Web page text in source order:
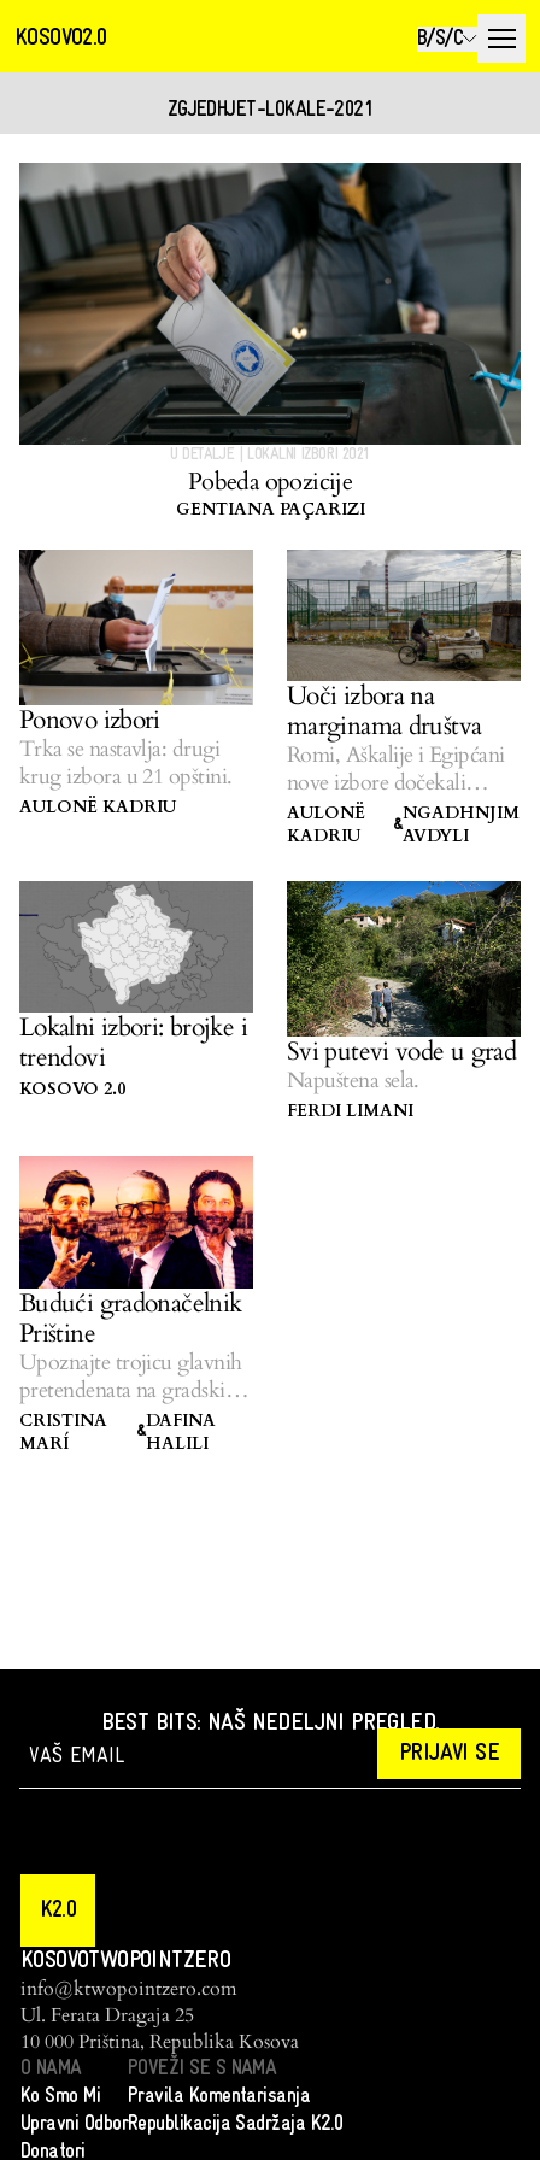
KOSOVO2.0 B/S/C
ZGJEDHJET-LOKALE-2021
U DETALJE LOKALNI IZBORI 2021
Pobeda opozicije
GENTIANA PAÇARIZI
Ponovo izbori
Trka se nastavlja: drugi
krug izbora u 21 opštini.
AULONË KADRIU
Uoči izbora na
marginama društva
Romi, Aškalije i Egipćani
nove izbore dočekali
osiromašeni i izopćeni.
AULONË
KADRIU
&NGADHNJIM
AVDYLI
Lokalni izbori: brojke i
trendovi
KOSOVO 2.0
Svi putevi vode u grad
Napuštena sela.
FERDI LIMANI
Budući gradonačelnik
Prištine
Upoznajte trojicu glavnih
pretendenata na gradski
presto.
CRISTINA
MARÍ
&DAFINA
HALILI
BEST BITS: NAŠ NEDELJNI PREGLED.
PRIJAVI SE
K2.0
KOSOVOTWOPOINTZERO
info@ktwopointzero.com
Ul. Ferata Dragaja 25
10 000 Priština, Republika Kosova
O NAMA
Ko Smo Mi
Upravni Odbor
Donatori
POVEŽI SE S NAMA
Pravila Komentarisanja
Republikacija Sadržaja K2.0